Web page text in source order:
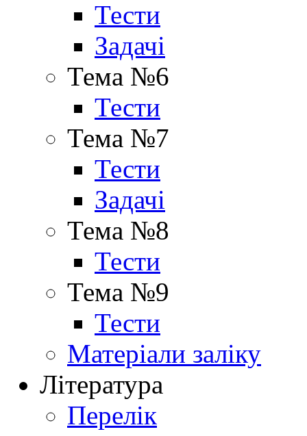
Тести
Задачі
Тема №6
Тести
Тема №7
Тести
Задачі
Тема №8
Тести
Тема №9
Тести
Матеріали заліку
Література
Перелік